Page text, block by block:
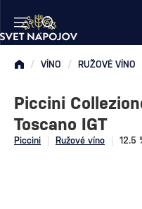
/ VÍNO / RUŽOVÉ VÍNO
Piccini Ružové víno 12.5
Piccini
Toscano IGT